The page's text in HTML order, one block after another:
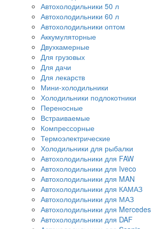
Автохолодильники 50 л
Автохолодильники 60 л
Автохолодильники оптом
Аккумуляторные
Двухкамерные
Для грузовых
Для дачи
Для лекарств
Мини-холодильники
Холодильники подлокотники
Переносные
Встраиваемые
Компрессорные
Термоэлектрические
Холодильники для рыбалки
Автохолодильники для FAW
Автохолодильники для Iveco
Автохолодильники для MAN
Автохолодильники для КАМАЗ
Автохолодильники для МАЗ
Автохолодильники для Mercedes
Автохолодильники для DAF